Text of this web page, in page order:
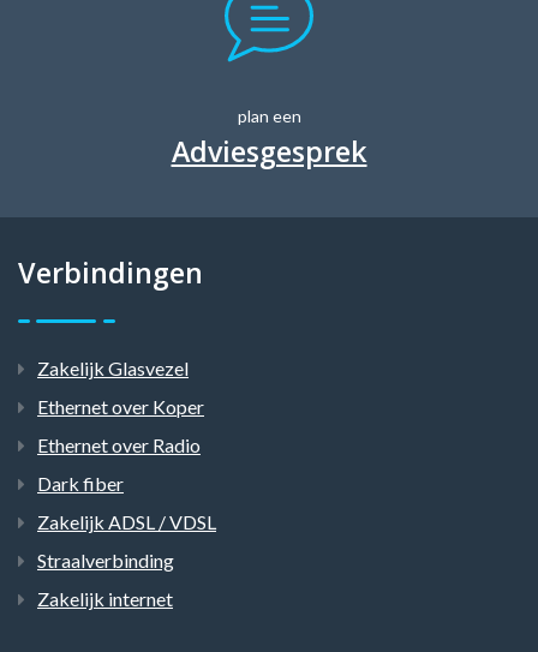
plan een
Adviesgesprek
Verbindingen
Zakelijk Glasvezel
Ethernet over Koper
Ethernet over Radio
Dark fiber
Zakelijk ADSL / VDSL
Straalverbinding
Zakelijk internet